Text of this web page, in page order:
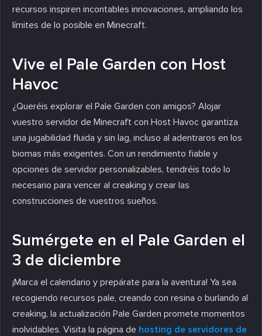
recursos inspiren incontables innovaciones, ampliando los
límites de lo posible en Minecraft.
Vive el Pale Garden con Host
Havoc
¿Queréis explorar el Pale Garden con amigos? Alojar
vuestro servidor de Minecraft con Host Havoc garantiza
una jugabilidad fluida y sin lag, incluso al adentraros en los
biomas más exigentes. Con un rendimiento fiable y
opciones de servidor personalizables, tendréis todo lo
necesario para vencer al creaking y crear las
construcciones de vuestros sueños.
Sumérgete en el Pale Garden el
3 de diciembre
¡Marca el calendario y prepárate para la aventura! Ya sea
recogiendo recursos pale, creando con resina o burlando al
creaking, la actualización Pale Garden promete momentos
inolvidables. Visita la página de hosting de servidores de